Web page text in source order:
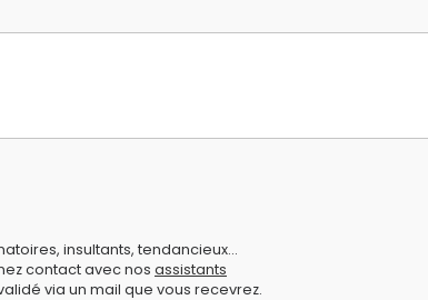
insultants, tendancieux...
contact avec nos assistants
via un mail que vous recevrez.